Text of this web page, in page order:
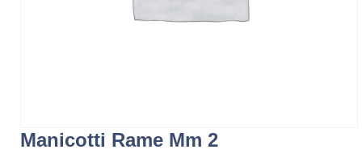
Manicotti Rame Mm 2